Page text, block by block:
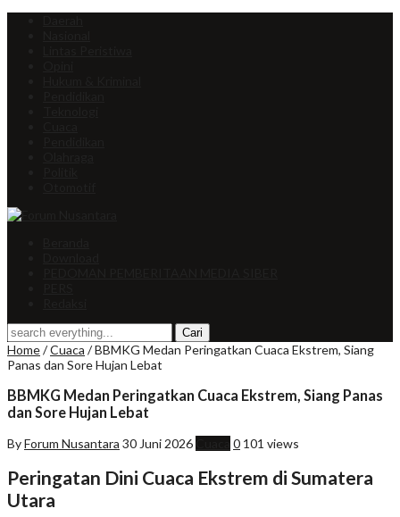
Home/Cuaca /BBMKG Medan Peringatkan Cuaca Ekstrem, Siang
Panas dan Sore Hujan Lebat
BBMKG Medan Peringatkan Cuaca Ekstrem, Siang Panas
dan Sore Hujan Lebat
ByForum Nusantara 30 Juni 2026 0 101 views
Peringatan Dini Cuaca Ekstrem di Sumatera
Utara